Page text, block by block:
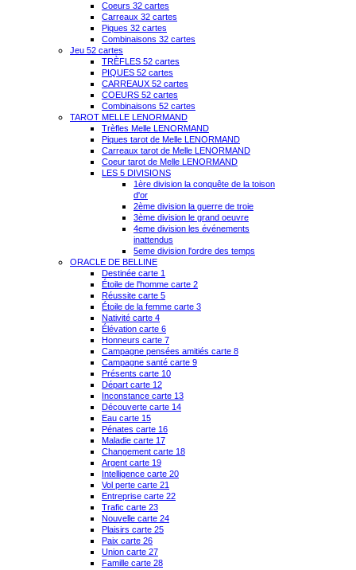
Coeurs 32 cartes
Carreaux 32 cartes
Piques 32 cartes
Combinaisons 32 cartes
Jeu 52 cartes
TRÈFLES 52 cartes
PIQUES 52 cartes
CARREAUX 52 cartes
COEURS 52 cartes
Combinaisons 52 cartes
TAROT MELLE LENORMAND
Trèfles Melle LENORMAND
Piques tarot de Melle LENORMAND
Carreaux tarot de Melle LENORMAND
Coeur tarot de Melle LENORMAND
LES 5 DIVISIONS
1ère division la conquête de la toison
d'or
2ème division la guerre de troie
3ème division le grand oeuvre
4eme division les événements
inattendus
5eme division l'ordre des temps
ORACLE DE BELLINE
Destinée carte 1
Étoile de l'homme carte 2
Réussite carte 5
Étoile de la femme carte 3
Nativité carte 4
Élévation carte 6
Honneurs carte 7
Campagne pensées amitiés carte 8
Campagne santé carte 9
Présents carte 10
Départ carte 12
Inconstance carte 13
Découverte carte 14
Eau carte 15
Pénates carte 16
Maladie carte 17
Changement carte 18
Argent carte 19
Intelligence carte 20
Vol perte carte 21
Entreprise carte 22
Trafic carte 23
Nouvelle carte 24
Plaisirs carte 25
Paix carte 26
Union carte 27
Famille carte 28